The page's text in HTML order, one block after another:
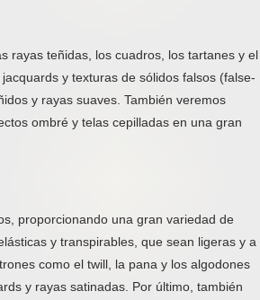
rayas teñidas, los cuadros, los tartanes y el
y texturas de sólidos falsos (false-
y rayas suaves. También veremos
ombré y telas cepilladas en una gran
proporcionando una gran variedad de
y transpirables, que sean ligeras y a
como el twill, la pana y los algodones
y rayas satinadas. Por último, también